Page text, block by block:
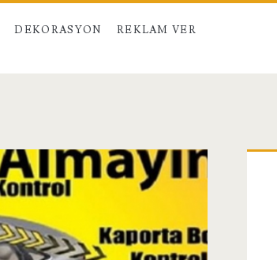
DEKORASYON REKLAM VER